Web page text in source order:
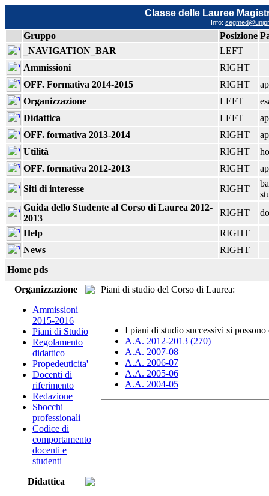
Classe delle Lauree
Info:
Gruppo Posizione
_NAVIGATION_BAR
LEFT
Ammissioni
RIGHT
OFF. Formativa 2014-2015
RIGHT
Organizzazione
LEFT
Didattica
LEFT
OFF. formativa 2013-2014
RIGHT
Utilità
RIGHT
OFF. formativa 2012-2013
RIGHT
Siti di interesse
RIGHT
Guida dello Studente al Corso di Laurea 2012-
2013
RIGHT
Help
RIGHT
News
RIGHT
Home pds
Organizzazione
Ammissioni
2015-2016
Piani di Studio
Regolamento
didattico
Propedeuticita'
Docenti di
riferimento
Redazione
Sbocchi
professionali
Codice di
comportamento
docenti e
studenti
Didattica
Piani di studio del Corso di Laurea:
I piani di studio successivi si
A.A. 2012-2013 (270)
A.A. 2007-08
A.A. 2006-07
A.A. 2005-06
A.A. 2004-05